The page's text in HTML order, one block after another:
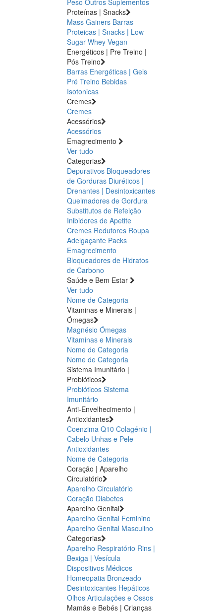
Proteínas | Snacks
Mass Gainers Barras
Proteicas | Snacks | Low
Sugar Whey Vegan
Energéticos | Pre Treino |
Pós Treino
Barras Energéticas | Geis
Pré Treino Bebidas
Isotonicas
Cremes
Cremes
Acessórios
Acessórios
Emagrecimento
Ver tudo
Categorias
Depurativos Bloqueadores
de Gorduras Diuréticos |
Drenantes | Desintoxicantes
Queimadores de Gordura
Substitutos de Refeição
Inibidores de Apetite
Cremes Redutores Roupa
Adelgaçante Packs
Emagrecimento
Bloqueadores de Hidratos
de Carbono
Saúde e Bem Estar
Ver tudo
Nome de Categoria
Vitaminas e Minerais |
Ómegas
Magnésio Ómegas
Vitaminas e Minerais
Nome de Categoria
Nome de Categoria
Sistema Imunitário |
Probióticos
Probióticos Sistema
Imunitário
Anti-Envelhecimento |
Antioxidantes
Coenzima Q10 Colagénio |
Cabelo Unhas e Pele
Antioxidantes
Nome de Categoria
Coração | Aparelho
Circulatório
Aparelho Circulatório
Coração Diabetes
Aparelho Genital
Aparelho Genital Feminino
Aparelho Genital Masculino
Categorias
Aparelho Respiratório Rins |
Bexiga | Vesícula
Dispositivos Médicos
Homeopatia Bronzeado
Desintoxicantes Hepáticos
Olhos Articulações e Ossos
Mamãs e Bebés | Crianças